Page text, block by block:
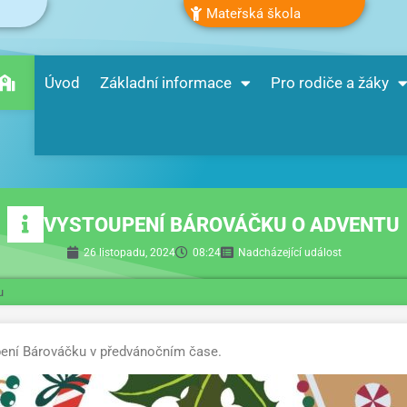
Mateřská škola
Úvod Základní informace Pro rodiče a žáky
VYSTOUPENÍ BÁROVÁČKU O ADVENTU
26 listopadu, 2024 08:24 Nadcházející událost
Bárováčku v předvánočním čase.